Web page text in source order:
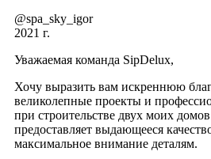
@spa_sky_igor
2021 г.
Уважаемая команда SipDelux,
Хочу выразить вам искреннюю
великолепные проекты и
при строительстве двух моих
предоставляет выдающееся
максимальное внимание деталям.